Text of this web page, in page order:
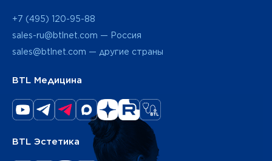
+7 (495) 120-95-88
sales-ru@btlnet.com — Россия
sales@btlnet.com — другие страны
BTL Медицина
BTL Эстетика